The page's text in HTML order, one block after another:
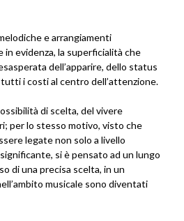
e arrangiamenti
evidenza, la superficialità che
dell’apparire, dello status
i costi al centro dell’attenzione.
di scelta, del vivere
per lo stesso motivo, visto che
legate non solo a livello
si è pensato ad un lungo
di una precisa scelta, in un
musicale sono diventati